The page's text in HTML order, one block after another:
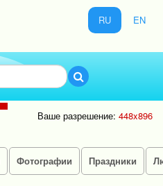
RU EN
Ваше разрешение: 448x896
Фотографии Праздники